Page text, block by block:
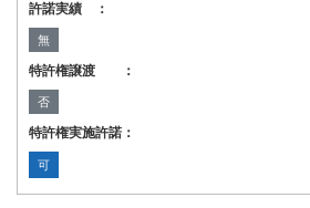
許諾実績 ：
無
特許権譲渡 ：
否
特許権実施許諾：
可